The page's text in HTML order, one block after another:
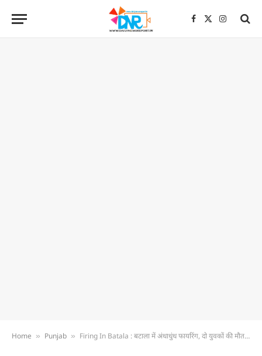
Facebook
X
Home » Punjab » Firing In Batala : बटाला में अंधाधुंध फायरिंग, दो युवकों की माैत…चार घायल